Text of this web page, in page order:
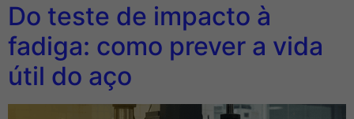
Do teste de impacto à
fadiga: como prever a vida
útil do aço